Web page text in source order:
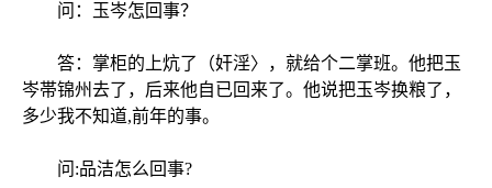
问：玉岑怎回事？
答：掌柜的上炕了（奸淫〉，就给个二掌班。他把玉
岑帯锦州去了，后来他自已回来了。他说把玉岑换粮了，
多少我不知道,前年的事。
问:品洁怎么回事?